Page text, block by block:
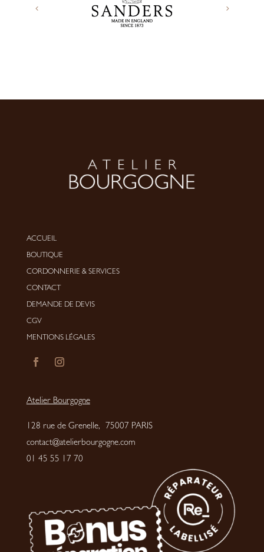
ACCUEIL
BOUTIQUE
CORDONNERIE & SERVICES
CONTACT
DEMANDE DE DEVIS
CGV
MENTIONS LÉGALES
Atelier Bourgogne
128 rue de Grenelle, 75007 PARIS
contact@atelierbourgogne.com
01 45 55 17 70